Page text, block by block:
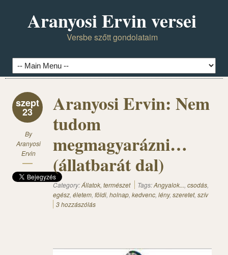
Aranyosi Ervin versei
Versbe szőtt gondolataim
szept
23
By
Aranyosi
Ervin
Aranyosi Ervin: Nem
tudom
megmagyarázni…
(állatbarát dal)
Category:Állatok, természet Tags:Angyalok..., csodás,
egész, életem, földi, holnap, kedvenc, lény, szeretet, szív
3 hozzászólás